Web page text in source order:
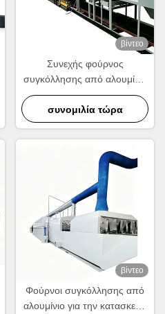
βίντεο
Συνεχής φούρνος
συγκόλλησης από αλουμίνιο
για την κατασκευή ψυκτικών,
συμπυκνωτών και εναλλάκτη
θερμότητας
συνομιλία τώρα
βίντεο
Φούρνοι συγκόλλησης από
αλουμίνιο για την κατασκευή